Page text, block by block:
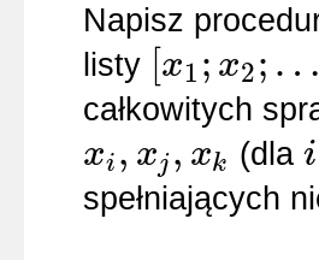
Napisz
listy [x1 ; x2; …
1;x2; …; n]
całkowitych
xi , xj, xk
xi,xj,x k (dlai
i≠
spełniających